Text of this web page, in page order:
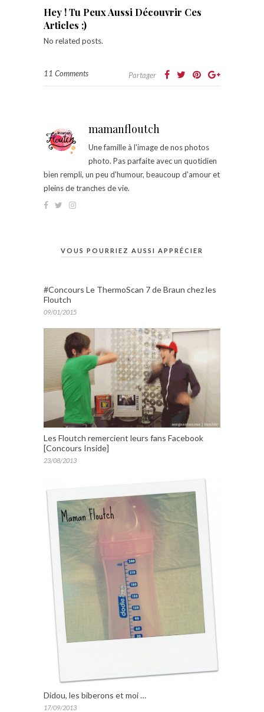
Hey ! Tu Peux Aussi Découvrir Ces
Articles ;)
No related posts.
11 Comments Partager
mamanfloutch
Une famille à l'image de nos photos
photo. Pas parfaite avec un quotidien
bien rempli, un peu d'humour, beaucoup d'amour et
pleins de tranches de vie.
VOUS POURRIEZ AUSSI APPRÉCIER
#Concours Le ThermoScan 7 de Braun chez les
Floutch
09/01/2015
Les Floutch remercient leurs fans Facebook
[Concours Inside]
23/08/2013
Didou, les biberons et moi …
17/09/2013